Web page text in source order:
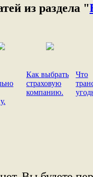
из раздела "
Как выбрать
страховую
компанию.
Что